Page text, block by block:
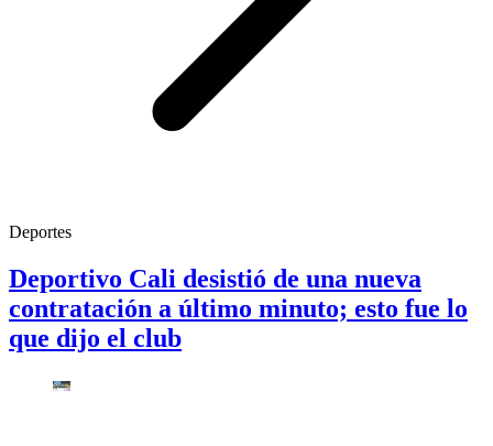
Deportes
Deportivo Cali desistió de una nueva
contratación a último minuto; esto fue lo
que dijo el club